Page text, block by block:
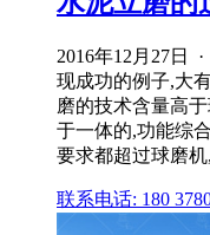
2016年12月27日
现成功的例子,大
磨的技术含量高
于一体的,功能综
要求都超过球磨
联系电话: 180